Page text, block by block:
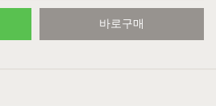
바로구매